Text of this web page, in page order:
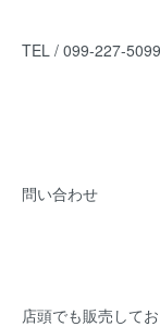
TEL / 099-227-5099
問い合わせ
店頭でも販売して